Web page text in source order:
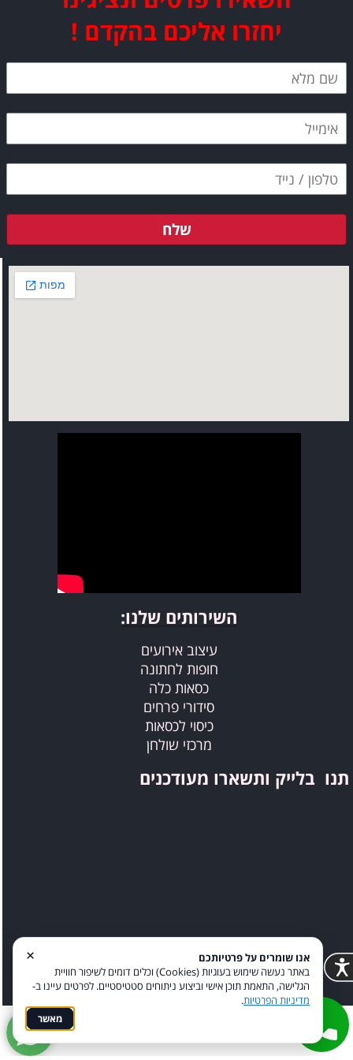
יחזרו אליכם בהקדם !
שלח
השירותים שלנו​​​​​​​:
עיצוב אירועים
חופות לחתונה
כסאות כלה
סידורי פרחים
כיסוי לכסאות
מרכזי שולחן
תנו בלייק ותשארו מעודכנים
מדיניות פרטיות Coi בניית אתרים
×
אנו שומרים על פרטיותכם
באתר נעשה שימוש בעוגיות (Cookies) וכלים דומים לשיפור חוויית
הגלישה, התאמת תוכן אישי וביצוע ניתוחים סטטיסטיים. לפרטים עיינו ב-
מדיניות הפרטיות.
מאשר